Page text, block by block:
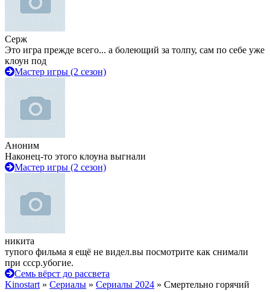
Серж
Это игра прежде всего... а болеющий за толпу, сам по себе уже
клоун под
Мастер игры (2 сезон)
Аноним
Наконец-то этого клоуна выгнали
Мастер игры (2 сезон)
никита
тупого фильма я ещё не видел.вы посмотрите как снимали
при ссср.убогие.
Семь вёрст до рассвета
Kinostart » Сериалы » Сериалы 2024 » Смертельно горячий